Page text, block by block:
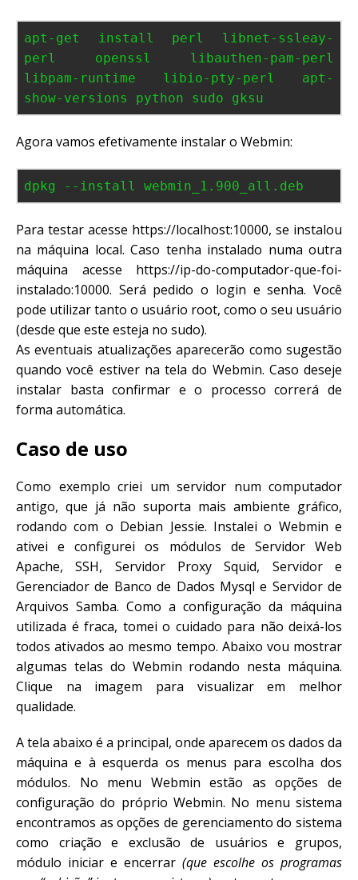
apt-get install perl libnet-ssleay-
perl openssl libauthen-pam-perl
libpam-runtime libio-pty-perl apt-
show-versions python sudo gksu
Agora vamos efetivamente instalar o Webmin:
dpkg --install webmin_1.900_all.deb
Para testar acesse https://localhost:10000, se instalou
na máquina local. Caso tenha instalado numa outra
máquina acesse https://ip-do-computador-que-foi-
instalado:10000. Será pedido o login e senha. Você
pode utilizar tanto o usuário root, como o seu usuário
(desde que este esteja no sudo).
As eventuais atualizações aparecerão como sugestão
quando você estiver na tela do Webmin. Caso deseje
instalar basta confirmar e o processo correrá de
forma automática.
Caso de uso
Como exemplo criei um servidor num computador
antigo, que já não suporta mais ambiente gráfico,
rodando com o Debian Jessie. Instalei o Webmin e
ativei e configurei os módulos de Servidor Web
Apache, SSH, Servidor Proxy Squid, Servidor e
Gerenciador de Banco de Dados Mysql e Servidor de
Arquivos Samba. Como a configuração da máquina
utilizada é fraca, tomei o cuidado para não deixá-los
todos ativados ao mesmo tempo. Abaixo vou mostrar
algumas telas do Webmin rodando nesta máquina.
Clique na imagem para visualizar em melhor
qualidade.
A tela abaixo é a principal, onde aparecem os dados da
máquina e à esquerda os menus para escolha dos
módulos. No menu Webmin estão as opções de
configuração do próprio Webmin. No menu sistema
encontramos as opções de gerenciamento do sistema
como criação e exclusão de usuários e grupos,
módulo iniciar e encerrar (que escolhe os programas